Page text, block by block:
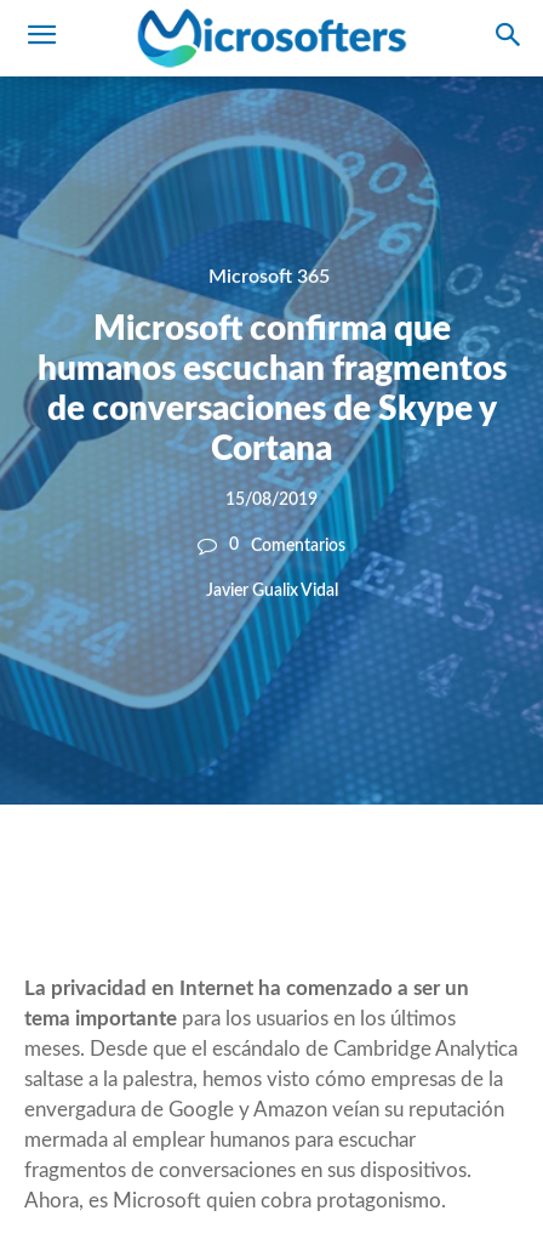
Microsoft 365
Microsoft confirma que
humanos escuchan fragmentos
de conversaciones de Skype y
Cortana
15/08/2019
0 Comentarios
Javier Gualix Vidal
La privacidad en Internet ha comenzado a ser un
tema importante para los usuarios en los últimos
meses. Desde que el escándalo de Cambridge Analytica
saltase a la palestra, hemos visto cómo empresas de la
envergadura de Google y Amazon veían su reputación
mermada al emplear humanos para escuchar
fragmentos de conversaciones en sus dispositivos.
Ahora, es Microsoft quien cobra protagonismo.